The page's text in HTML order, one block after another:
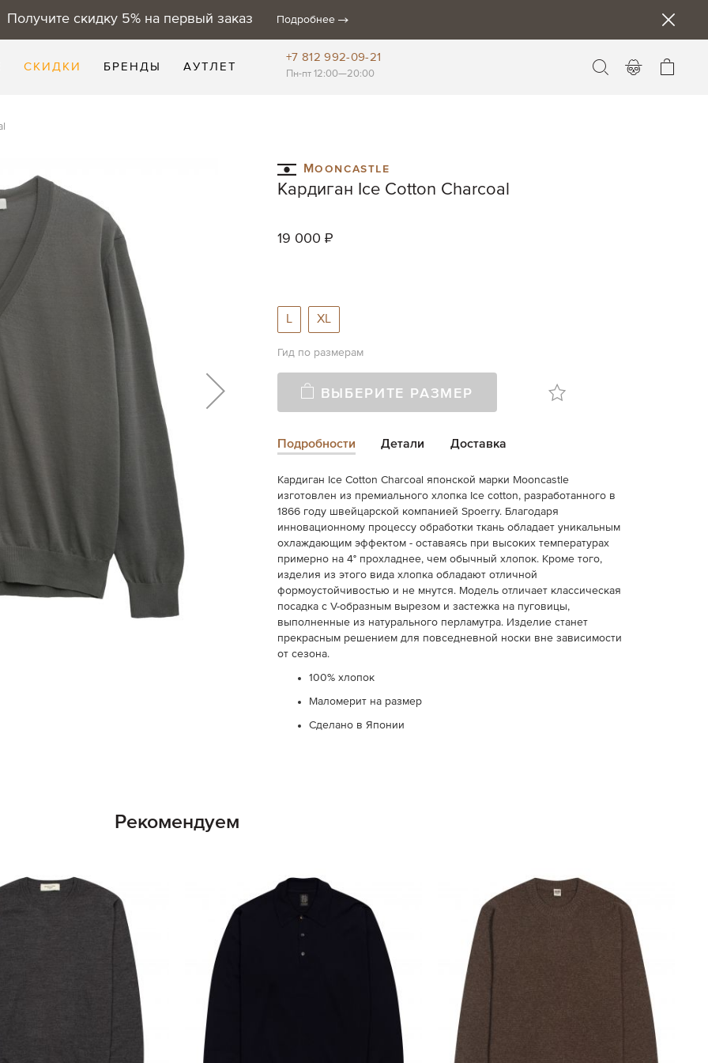
Получите скидку 5% на первый заказ Подробнее
СКИДКИ БРЕНДЫ АУТЛЕТ
+7 812 992-09-21
Пн-пт 12:00—20:00
Mooncastle
Кардиган Ice Cotton Charcoal
19 000 ₽
L XL
Гид по размерам
ВЫБЕРИТЕ РАЗМЕР
Подробности
Кардиган Ice Cotton Charcoal японской марки Mooncastle
изготовлен из премиального хлопка Ice cotton, разработанного в
1866 году швейцарской компанией Spoerry. Благодаря
инновационному процессу обработки ткань обладает уникальным
охлаждающим эффектом - оставаясь при высоких температурах
примерно на 4° прохладнее, чем обычный хлопок. Кроме того,
изделия из этого вида хлопка обладают отличной
формоустойчивостью и не мнутся. Модель отличает классическая
посадка с V-образным вырезом и застежка на пуговицы,
выполненные из натурального перламутра. Изделие станет
прекрасным решением для повседневной носки вне зависимости
от сезона.
100% хлопок
Маломерит на размер
Сделано в Японии
Детали Доставка
Рекомендуем